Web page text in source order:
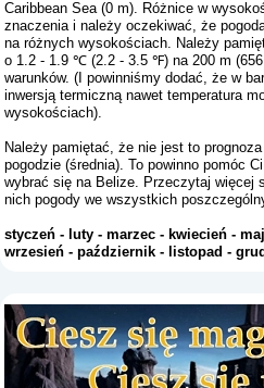
Caribbean Sea (0 m). Różnice w
znaczenia i należy oczekiwać, że
na różnych wysokościach. Należy
o 1.2 - 1.9 ℃ (2.2 - 3.5 ℉) na 200 m
warunków. (I powinniśmy dodać, że w
inwersją termiczną nawet temperatura
wysokościach).
Należy pamiętać, że nie jest to
pogodzie (średnia). To powinno pomóc
wybrać się na Belize. Przeczytaj więcej
nich pogody we wszystkich
styczeń -luty -marzec -kwiecień -maj
wrzesień -październik -listopad -